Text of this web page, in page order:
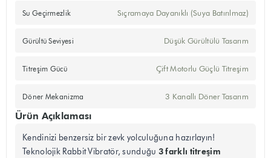
Su Geçirmezlik Sıçramaya Dayanıklı (Suya Batırılmaz)
Gürültü Seviyesi Düşük Gürültülü Tasarım
Titreşim Gücü Çift Motorlu Güçlü Titreşim
Döner Mekanizma 3 Kanallı Döner Tasarım
Ürün Açıklaması
Kendinizi benzersiz bir zevk yolculuğuna hazırlayın!
Teknolojik Rabbit Vibratör, sunduğu 3 farklı titreşim